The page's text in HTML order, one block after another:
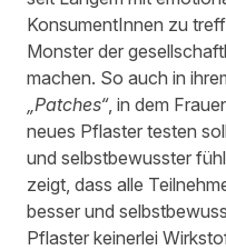
KonsumentInnen zu
Monster der
machen. So auch in
Patches“, in dem
neues Pflaster testen
und selbstbewusster
zeigt, dass alle
besser und
Pflaster keinerlei